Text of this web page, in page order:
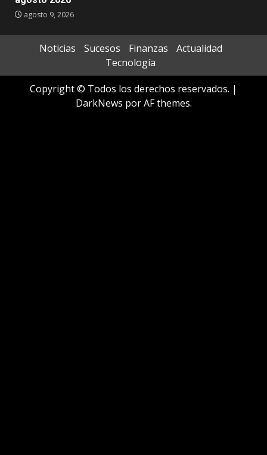
agosto 9, 2026
Noticias Sucesos Finanzas
Actualidad
Tecnología
Copyright © Todos los derechos reservados. |
DarkNews por AF themes.